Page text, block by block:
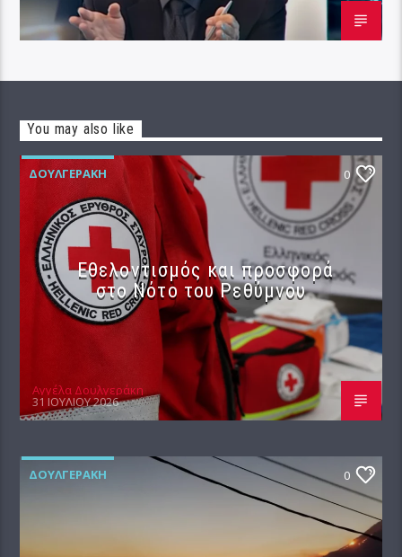
You may also like
ΔΟΥΛΓΕΡΆΚΗ 0
Εθελοντισμός και προσφορά
στο Νότο του Ρεθύμνου
Αγγέλα Δουλγεράκη
31 ΙΟΥΛΊΟΥ 2026
ΔΟΥΛΓΕΡΆΚΗ 0